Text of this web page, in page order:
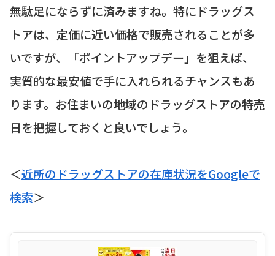
無駄足にならずに済みますね。特にドラッグス
トアは、定価に近い価格で販売されることが多
いですが、「ポイントアップデー」を狙えば、
実質的な最安値で手に入れられるチャンスもあ
ります。お住まいの地域のドラッグストアの特売
日を把握しておくと良いでしょう。
＜近所のドラッグストアの在庫状況をGoogleで
検索＞